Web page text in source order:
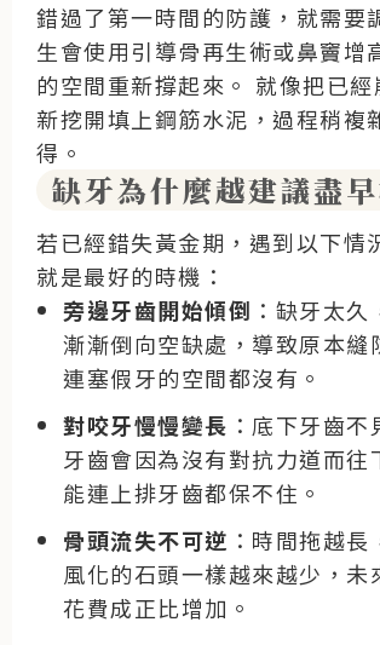
錯過了第一時間的防護，就需要
生會使用引導骨再生術或鼻竇增
的空間重新撐起來。 就像把已
新挖開填上鋼筋水泥，過程稍複
得。
缺牙為什麼越建議盡
若已經錯失黃金期，遇到以下情
就是最好的時機：
旁邊牙齒開始傾倒 ：缺牙太
漸漸倒向空缺處，導致原本縫
連塞假牙的空間都沒有。
對咬牙慢慢變長 ：底下牙齒
牙齒會因為沒有對抗力道而往
能連上排牙齒都保不住。
骨頭流失不可逆 ：時間拖越
風化的石頭一樣越來越少，未
花費成正比增加。